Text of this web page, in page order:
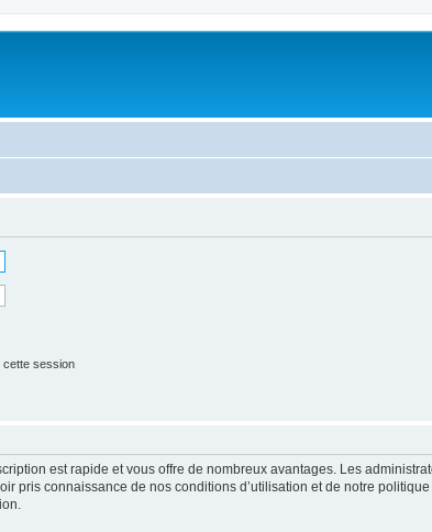
cette session
est rapide et vous offre de nombreux avantages. Les
pris connaissance de nos conditions d’utilisation et de notre